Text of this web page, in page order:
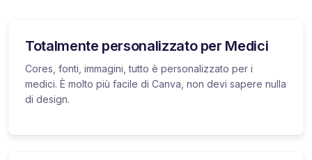
Totalmente personalizzato per Medici
Cores, fonti, immagini, tutto è personalizzato per i
medici. È molto più facile di Canva, non devi sapere nulla
di design.